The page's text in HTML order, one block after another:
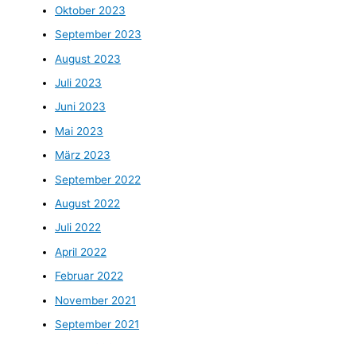
Oktober 2023
September 2023
August 2023
Juli 2023
Juni 2023
Mai 2023
März 2023
September 2022
August 2022
Juli 2022
April 2022
Februar 2022
November 2021
September 2021